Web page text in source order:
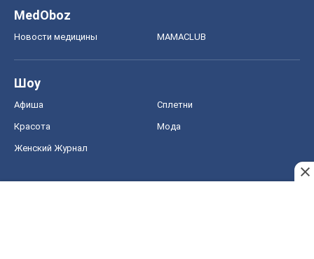
MedOboz
Новости медицины MAMACLUB
Шоу
Афиша Сплетни
Красота Мода
Женский Журнал